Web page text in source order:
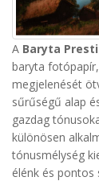
A Baryta
baryta
megjelenését
sűrűségű alap
gazdag
különösen
tónusmélység
élénk és pontos